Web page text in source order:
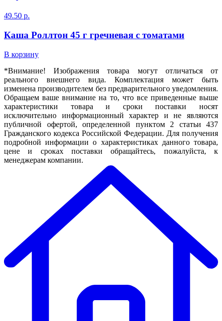
49.50 р.
Каша Роллтон 45 г гречневая с томатами
В корзину
*Внимание! Изображения товара могут отличаться от
реального внешнего вида. Комплектация может быть
изменена производителем без предварительного уведомления.
Обращаем ваше внимание на то, что все приведенные выше
характеристики товара и сроки поставки носят
исключительно информационный характер и не являются
публичной офертой, определенной пунктом 2 статьи 437
Гражданского кодекса Российской Федерации. Для получения
подробной информации о характеристиках данного товара,
цене и сроках поставки обращайтесь, пожалуйста, к
менеджерам компании.